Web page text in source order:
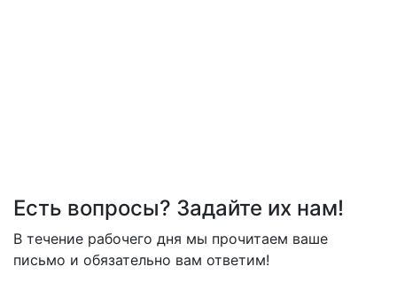
Есть вопросы? Задайте их нам!
В течение рабочего дня мы прочитаем ваше
письмо и обязательно вам ответим!